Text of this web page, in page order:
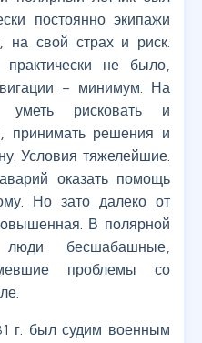
постоянно экипажи
на свой страх и риск.
практически не было,
– минимум. На
рисковать и
принимать решения и
Условия тяжелейшие.
оказать помощь
Но зато далеко от
В полярной
бесшабашные,
проблемы со
г. был судим военным